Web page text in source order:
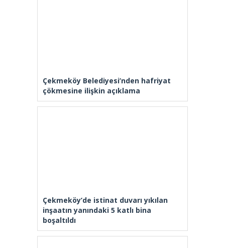
Çekmeköy Belediyesi’nden hafriyat
çökmesine ilişkin açıklama
Çekmeköy’de istinat duvarı yıkılan
inşaatın yanındaki 5 katlı bina
boşaltıldı